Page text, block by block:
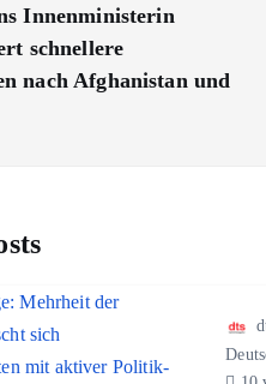
Innenministerin
schnellere
nach Afghanistan und